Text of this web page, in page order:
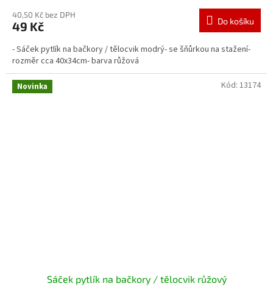
40,50 Kč bez DPH
49 Kč Do košíku
- Sáček pytlík na bačkory / tělocvik modrý- se šňůrkou na stažení-
rozměr cca 40x34cm- barva růžová
Novinka
Sáček pytlík na bačkory / tělocvik růžový
Kód: 13174